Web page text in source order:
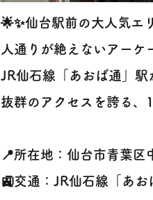
🌟✨仙台駅前の大人気エ
人通りが絶えないアーケ
JR仙石線「あおば通」駅
抜群のアクセスを誇る
📍所在地：仙台市青葉区
🚉交通：JR仙石線「あ